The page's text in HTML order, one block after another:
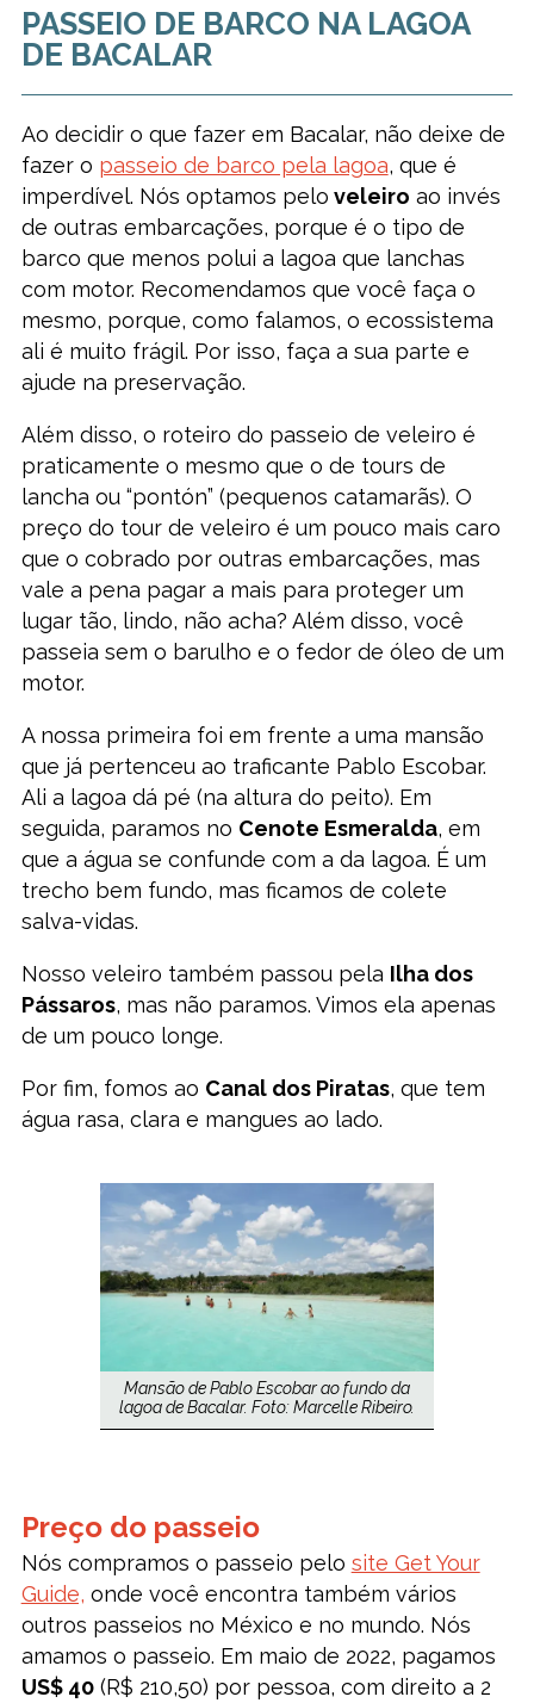
PASSEIO DE BARCO NA LAGOA
DE BACALAR
Ao decidir o que fazer em Bacalar, não deixe de
fazer o passeio de barco pela lagoa, que é
imperdível. Nós optamos pelo veleiro ao invés
de outras embarcações, porque é o tipo de
barco que menos polui a lagoa que lanchas
com motor. Recomendamos que você faça o
mesmo, porque, como falamos, o ecossistema
ali é muito frágil. Por isso, faça a sua parte e
ajude na preservação.
Além disso, o roteiro do passeio de veleiro é
praticamente o mesmo que o de tours de
lancha ou “pontón” (pequenos catamarãs). O
preço do tour de veleiro é um pouco mais caro
que o cobrado por outras embarcações, mas
vale a pena pagar a mais para proteger um
lugar tão, lindo, não acha? Além disso, você
passeia sem o barulho e o fedor de óleo de um
motor.
A nossa primeira foi em frente a uma mansão
que já pertenceu ao traficante Pablo Escobar.
Ali a lagoa dá pé (na altura do peito). Em
seguida, paramos no Cenote Esmeralda, em
que a água se confunde com a da lagoa. É um
trecho bem fundo, mas ficamos de colete
salva-vidas.
Nosso veleiro também passou pela Ilha dos
Pássaros, mas não paramos. Vimos ela apenas
de um pouco longe.
Por fim, fomos ao Canal dos Piratas, que tem
água rasa, clara e mangues ao lado.
Mansão de Pablo Escobar ao fundo da
lagoa de Bacalar. Foto: Marcelle Ribeiro.
Preço do passeio
Nós compramos o passeio pelo site Get Your
Guide, onde você encontra também vários
outros passeios no México e no mundo. Nós
amamos o passeio. Em maio de 2022, pagamos
US$ 40(R$ 210,50) por pessoa, com direito a 2